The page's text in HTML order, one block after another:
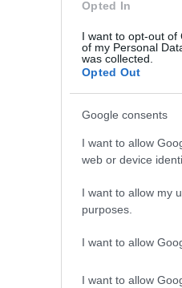
Opted In
I want to opt-out of
of my Personal
was collected.
Opted Out
Google consents
I want to allow
web or device
I want to allow my
purposes.
I want to allow
I want to allow